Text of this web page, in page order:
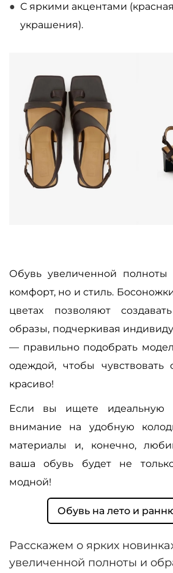
С яркими акцентами
украшения).
Обувь увеличенной полноты
комфорт, но и стиль.
цветах позволяют
образы, подчеркивая
— правильно подобрать
одеждой, чтобы
красиво!
Если вы ищете идеальную
внимание на удобную
материалы и, конечно,
ваша обувь будет не
модной!
Обувь на лето и
Расскажем о ярких
увеличенной полноты и